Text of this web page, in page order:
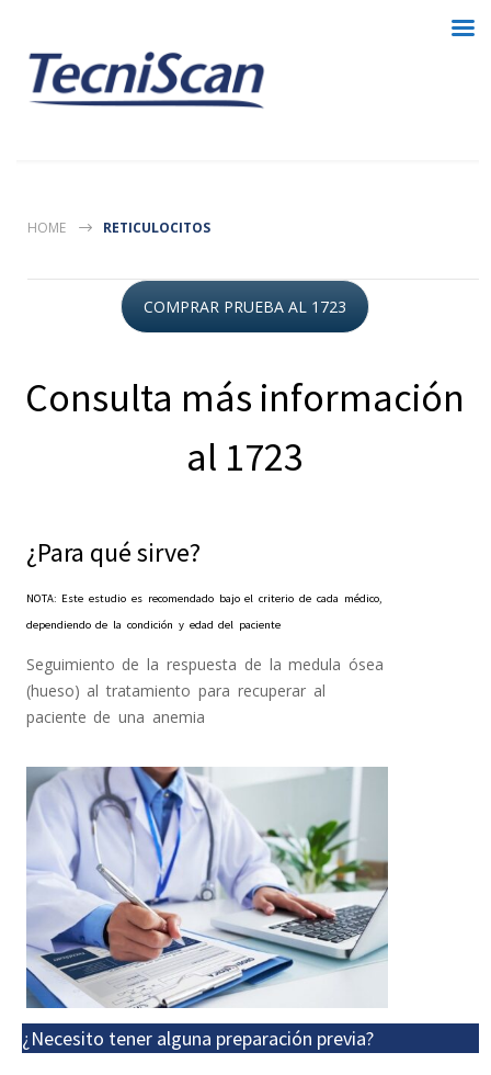
HOME RETICULOCITOS
COMPRAR PRUEBA AL 1723
Consulta más información
al 1723
¿Para qué sirve?
NOTA: Este estudio es recomendado bajo el criterio de cada médico,
dependiendo de la condición y edad del paciente
Seguimiento de la respuesta de la medula ósea
(hueso) al tratamiento para recuperar al
paciente de una anemia
¿Necesito tener alguna preparación previa?